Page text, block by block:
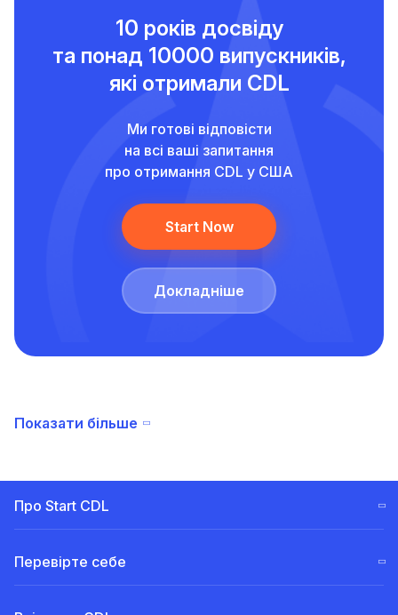
10 років досвіду
та понад 10000 випускників,
які отримали CDL
Ми готові відповісти
на всі ваші запитання
про отримання CDL у США
Start Now
Докладніше
Показати більше
Про Start CDL
Етапи навчання CDL (ELDT)
Нашакоманда
Перевірте себе
Безкоштовний тест CDL